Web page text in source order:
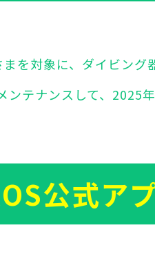
を対象に、ダイビング
ンテナンスして、2025
公式ア